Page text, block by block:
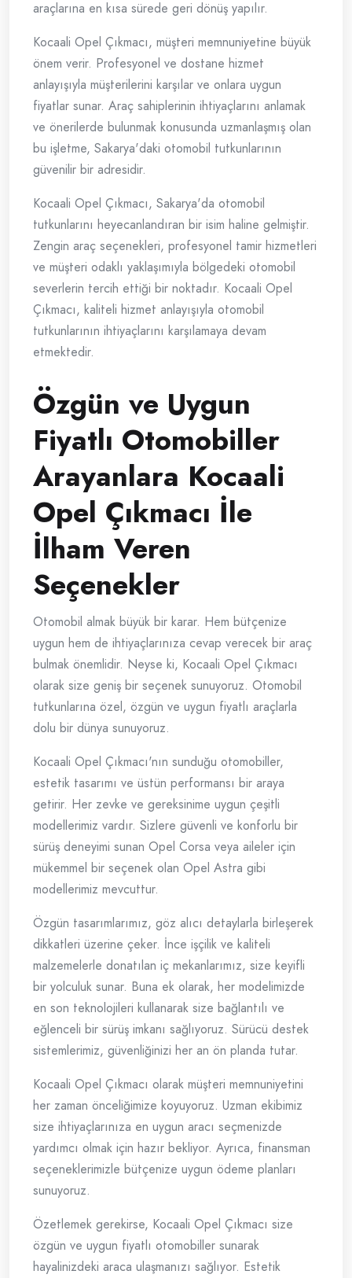
araçlarına en kısa sürede geri dönüş yapılır.
Kocaali Opel Çıkmacı, müşteri memnuniyetine büyük
önem verir. Profesyonel ve dostane hizmet
anlayışıyla müşterilerini karşılar ve onlara uygun
fiyatlar sunar. Araç sahiplerinin ihtiyaçlarını anlamak
ve önerilerde bulunmak konusunda uzmanlaşmış olan
bu işletme, Sakarya'daki otomobil tutkunlarının
güvenilir bir adresidir.
Kocaali Opel Çıkmacı, Sakarya'da otomobil
tutkunlarını heyecanlandıran bir isim haline gelmiştir.
Zengin araç seçenekleri, profesyonel tamir hizmetleri
ve müşteri odaklı yaklaşımıyla bölgedeki otomobil
severlerin tercih ettiği bir noktadır. Kocaali Opel
Çıkmacı, kaliteli hizmet anlayışıyla otomobil
tutkunlarının ihtiyaçlarını karşılamaya devam
etmektedir.
Özgün ve Uygun
Fiyatlı Otomobiller
Arayanlara Kocaali
Opel Çıkmacı İle
İlham Veren
Seçenekler
Otomobil almak büyük bir karar. Hem bütçenize
uygun hem de ihtiyaçlarınıza cevap verecek bir araç
bulmak önemlidir. Neyse ki, Kocaali Opel Çıkmacı
olarak size geniş bir seçenek sunuyoruz. Otomobil
tutkunlarına özel, özgün ve uygun fiyatlı araçlarla
dolu bir dünya sunuyoruz.
Kocaali Opel Çıkmacı'nın sunduğu otomobiller,
estetik tasarımı ve üstün performansı bir araya
getirir. Her zevke ve gereksinime uygun çeşitli
modellerimiz vardır. Sizlere güvenli ve konforlu bir
sürüş deneyimi sunan Opel Corsa veya aileler için
mükemmel bir seçenek olan Opel Astra gibi
modellerimiz mevcuttur.
Özgün tasarımlarımız, göz alıcı detaylarla birleşerek
dikkatleri üzerine çeker. İnce işçilik ve kaliteli
malzemelerle donatılan iç mekanlarımız, size keyifli
bir yolculuk sunar. Buna ek olarak, her modelimizde
en son teknolojileri kullanarak size bağlantılı ve
eğlenceli bir sürüş imkanı sağlıyoruz. Sürücü destek
sistemlerimiz, güvenliğinizi her an ön planda tutar.
Kocaali Opel Çıkmacı olarak müşteri memnuniyetini
her zaman önceliğimize koyuyoruz. Uzman ekibimiz
size ihtiyaçlarınıza en uygun aracı seçmenizde
yardımcı olmak için hazır bekliyor. Ayrıca, finansman
seçeneklerimizle bütçenize uygun ödeme planları
sunuyoruz.
Özetlemek gerekirse, Kocaali Opel Çıkmacı size
özgün ve uygun fiyatlı otomobiller sunarak
hayalinizdeki araca ulaşmanızı sağlıyor. Estetik